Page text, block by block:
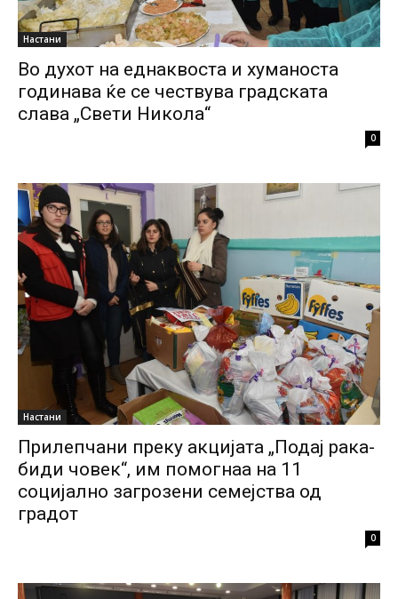
Настани
Во духот на еднаквоста и хуманоста
годинава ќе се чествува градската
слава „Свети Никола“
0
Настани
Прилепчани преку акцијата „Подај рака-
биди човек“, им помогнаа на 11
социјално загрозени семејства од
градот
0